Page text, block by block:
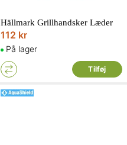
Hällmark Grillhandsker Læder
112 kr
På lager
Tilføj